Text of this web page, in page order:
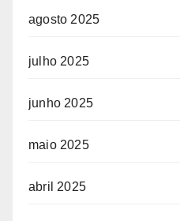
agosto 2025
julho 2025
junho 2025
maio 2025
abril 2025